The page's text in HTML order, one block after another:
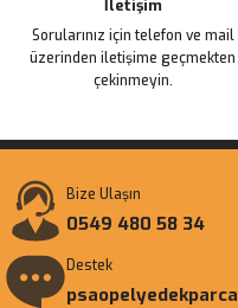
İletişim
Sorularınız için telefon ve mail
üzerinden iletişime geçmekten
çekinmeyin.
Bize Ulaşın
0549 480 58 34
Destek